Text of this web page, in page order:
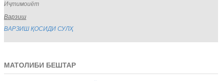
Иҷтимоиёт
Варзиш
ВАРЗИШ ҚОСИДИ СУЛҲ
МАТОЛИБИ БЕШТАР